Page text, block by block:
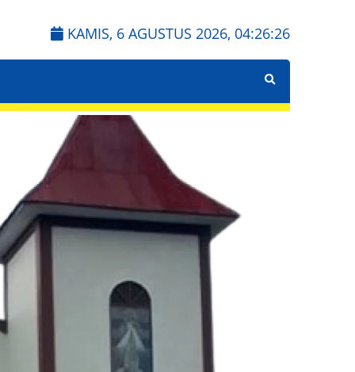
KAMIS, 6 AGUSTUS 2026, 04:26:27